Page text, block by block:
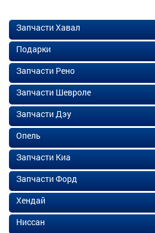
Запчасти Хавал
Подарки
Запчасти Рено
Запчасти Шевроле
Запчасти Дэу
Опель
Запчасти Киа
Запчасти Форд
Хендай
Ниссан